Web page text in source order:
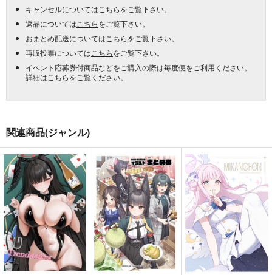
キャンセルについては こちらをご覧下さい。
返品については こちらをご覧下さい。
おまとめ配送については こちらをご覧下さい。
再販投票については こちらをご覧下さい。
イベント応募券付商品などをご購入の際は毎度便をご利用ください。
詳細は こちらをご覧ください。
関連商品(ジャンル)